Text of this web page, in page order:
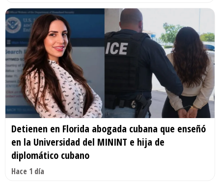
Detienen en Florida abogada cubana que enseñó
en la Universidad del MININT e hija de
diplomático cubano
Hace 1 día